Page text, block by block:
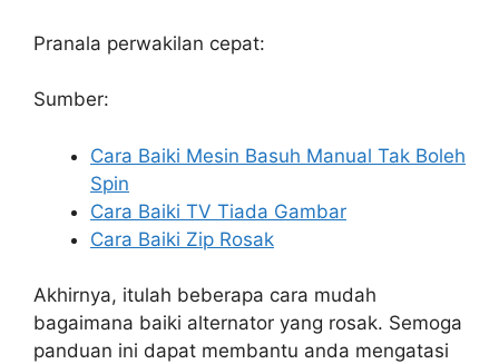
Pranala perwakilan cepat:
Sumber:
Cara Baiki Mesin Basuh Manual Tak Boleh
Spin
Cara Baiki TV Tiada Gambar
Cara Baiki Zip Rosak
Akhirnya, itulah beberapa cara mudah
bagaimana baiki alternator yang rosak. Semoga
panduan ini dapat membantu anda mengatasi